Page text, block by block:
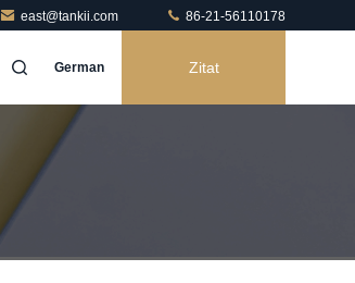
east@tankii.com 86-21-56110178
German Zitat